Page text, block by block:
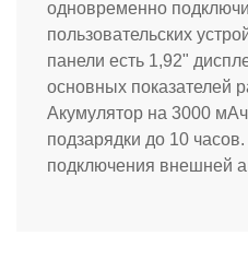
одновременно
пользовательских
панели есть 1,92"
основных показателей
Акумулятор на 3000
подзарядки до 10
подключения внешней